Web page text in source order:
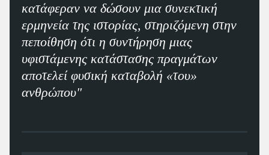
κατάφεραν να δώσουν μια συνεκτική
ερμηνεία της ιστορίας, στηριζόμενη στην
πεποίθηση ότι η συντήρηση μιας
υφιστάμενης κατάστασης πραγμάτων
αποτελεί φυσική καταβολή «του»
ανθρώπου"